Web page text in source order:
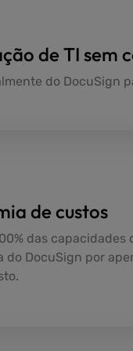
de TI sem
do DocuSign
de custos
das capacidades
do DocuSign por